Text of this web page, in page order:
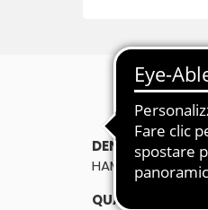
HAMBURGER DI
QUANTITÀ: